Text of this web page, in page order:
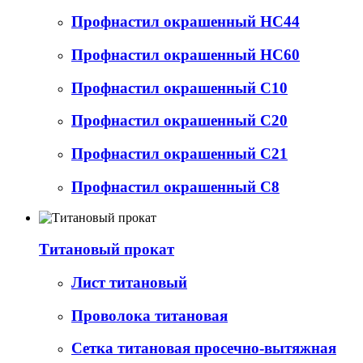
Профнастил окрашенный НС44
Профнастил окрашенный НС60
Профнастил окрашенный С10
Профнастил окрашенный С20
Профнастил окрашенный С21
Профнастил окрашенный С8
Титановый прокат
Лист титановый
Проволока титановая
Сетка титановая просечно-вытяжная